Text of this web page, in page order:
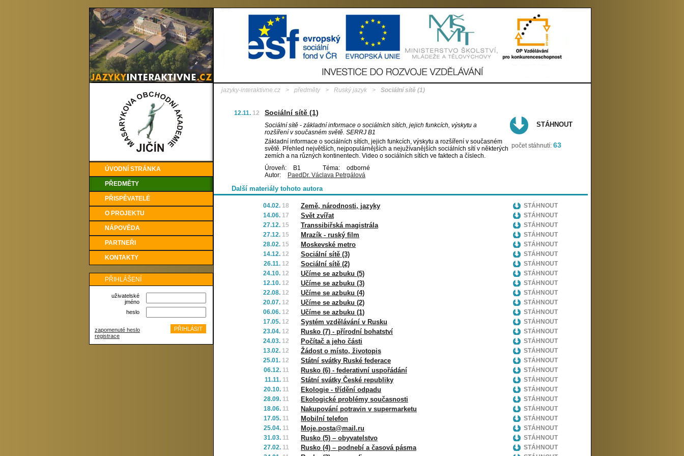
ÚVODNÍ STRÁNKA
PŘEDMĚTY
PŘISPĚVATELÉ
O PROJEKTU
NÁPOVĚDA
PARTNEŘI
KONTAKTY
PŘIHLÁŠENÍ
uživatelské
jméno
heslo
zapomenuté heslo
registrace
jazyky-interaktivne.cz > předměty > Ruský jazyk > Sociální sítě (1)
12.11. 12 Sociální sítě (1)
Sociální sítě - základní informace o sociálních sítích, jejich funkcích, výskytu a
rozšíření v současném světě. SERRJ B1
Základní informace o sociálních sítích, jejich funkcích, výskytu a rozšíření v současném
světě. Přehled největších, nejpopulárnějších a nejužívanějších sociálních sítí v některých
zemích a na různých kontinentech. Video o sociálních sítích ve faktech a číslech.
Úroveň:
B1 Téma:
odborné
Autor:
PaedDr. Václava Petrgálová
STÁHNOUT
počet stáhnutí: 63
Další materiály tohoto autora
04.02. 18 Země, národnosti, jazyky
STÁHNOUT
14.06. 17 Svět zvířat
STÁHNOUT
27.12. 15 Transsibiřská magistrála
STÁHNOUT
27.12. 15 Mrazík - ruský film
STÁHNOUT
28.02. 15 Moskevské metro
STÁHNOUT
14.12. 12 Sociální sítě (3)
STÁHNOUT
26.11. 12 Sociální sítě (2)
STÁHNOUT
24.10. 12 Učíme se azbuku (5)
STÁHNOUT
12.10. 12 Učíme se azbuku (3)
STÁHNOUT
22.08. 12 Učíme se azbuku (4)
STÁHNOUT
20.07. 12 Učíme se azbuku (2)
STÁHNOUT
06.06. 12 Učíme se azbuku (1)
STÁHNOUT
17.05. 12 Systém vzdělávání v Rusku
STÁHNOUT
23.04. 12 Rusko (7) - přírodní bohatství
STÁHNOUT
24.03. 12 Počítač a jeho části
STÁHNOUT
13.02. 12 Žádost o místo, životopis
STÁHNOUT
25.01. 12 Státní svátky Ruské federace
STÁHNOUT
06.12. 11 Rusko (6) - federativní uspořádání
STÁHNOUT
11.11. 11 Státní svátky České republiky
STÁHNOUT
20.10. 11 Ekologie - třídění odpadu
STÁHNOUT
28.09. 11 Ekologické problémy současnosti
STÁHNOUT
18.06. 11 Nakupování potravin v supermarketu
STÁHNOUT
17.05. 11 Mobilní telefon
STÁHNOUT
25.04. 11 Moje.posta@mail.ru
STÁHNOUT
31.03. 11 Rusko (5) – obyvatelstvo
STÁHNOUT
27.02. 11 Rusko (4) – podnebí a časová pásma
STÁHNOUT